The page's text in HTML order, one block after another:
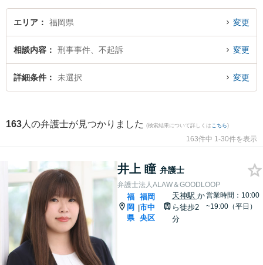
ます。刑事事件に関係する加害者側や少年犯罪、再犯・前科あり等の細かな分
野での絞り込み検索もでき便利です。特に弁護士法人ALAW＆GOODLOOPの井
のプロフィール情報や弁護士費用、強みなどが注目されています。『福岡県で
土日や夜間に発生した不起訴のトラブルを今すぐに弁護士に相談したい』『不
起訴のトラブル解決の実績豊富な近くの弁護士を検索したい』『初回相談無料
エリア 福岡県 変更
相談内容 刑事事件、不起訴 変更
詳細条件 未選択 変更
163 人の弁護士が見つかりました (検索結果について詳しくは こちら)
163件中 1-30件を表示
井上 瞳 弁護士
弁護士法人ALAW＆GOODLOOP
福
岡
県
|
福岡
市中
央区
天神駅 か
ら徒歩2
分
営業時間：10:00
~19:00（平日）